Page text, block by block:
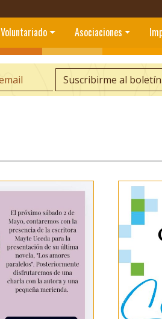
Voluntariado Asociaciones
Suscribirme al boletín